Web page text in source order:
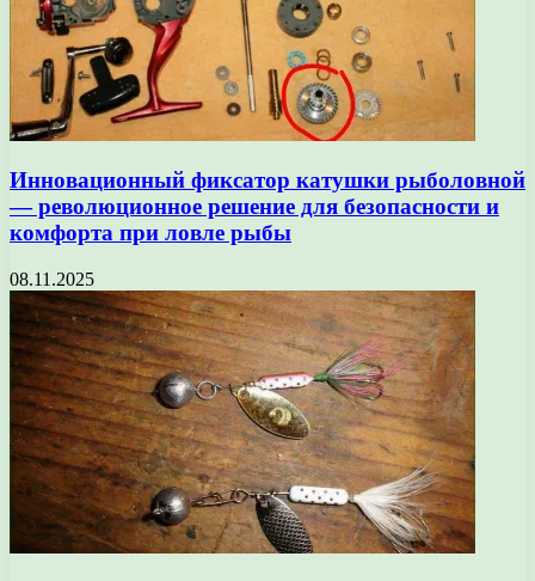
Инновационный фиксатор катушки рыболовной
— революционное решение для безопасности и
комфорта при ловле рыбы
08.11.2025